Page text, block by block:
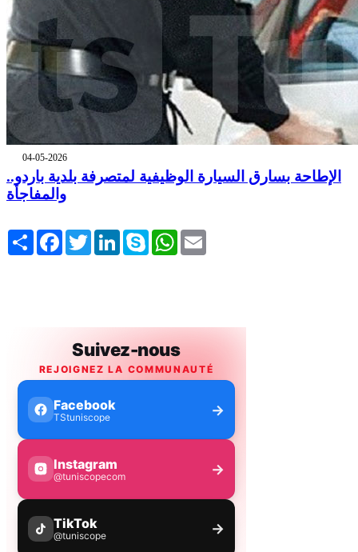
04-05-2026
الإطاحة بسارق السيارة الوظيفية لمتصرفة بلدية باردو..
والمفاجأة
Share FacebookTwitterLinkedInSkype WhatsApp